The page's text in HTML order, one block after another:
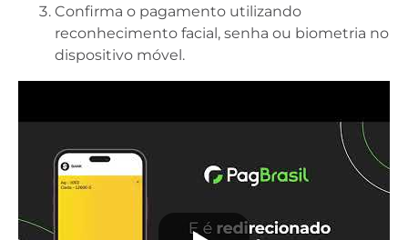
Confirma o pagamento utilizando
reconhecimento facial, senha ou biometria no
dispositivo móvel.